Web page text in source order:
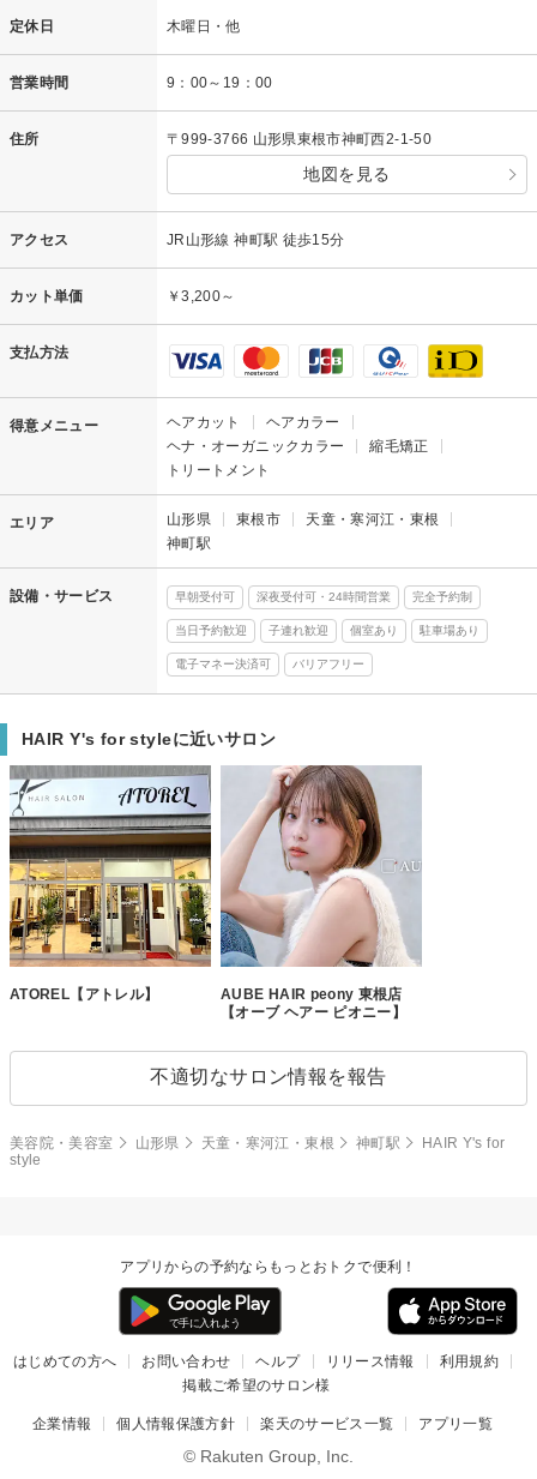
定休日 木曜日・他
営業時間 9：00～19：00
住所 〒999-3766 山形県東根市神町西2-1-50
地図を見る
アクセス JR山形線 神町駅 徒歩15分
カット単価 ￥3,200～
支払方法
得意メニュー ヘアカット
ヘアカラー
ヘナ・オーガニックカラー
縮毛矯正
トリートメント
エリア 山形県 東根市
天童・寒河江・東根
神町駅
設備・サービス 早朝受付可 深夜受付可・24時間営業 完全予約制
当日予約歓迎 子連れ歓迎 個室あり 駐車場あり
電子マネー決済可 バリアフリー
HAIR Y's for styleに近いサロン
ATOREL【アトレル】
AUBE HAIR peony 東根店
【オーブ ヘアー ピオニー】
不適切なサロン情報を報告
美容院・美容室 山形県 天童・寒河江・東根 神町駅
HAIR Y's for
style
アプリからの予約ならもっとおトクで便利！
はじめての方へ お問い合わせ ヘルプ リリース情報
利用規約
掲載ご希望のサロン様
企業情報 個人情報保護方針 楽天のサービス一覧 アプリ一覧
© Rakuten Group, Inc.